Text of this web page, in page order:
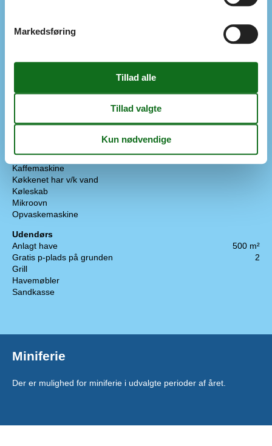
Tæt på havet
Køkken
Fryser
30 l
Kaffemaskine
Køkkenet har v/k vand
Køleskab
Mikroovn
Opvaskemaskine
Udendørs
Anlagt have
500 m²
Gratis p-plads på grunden
2
Grill
Havemøbler
Sandkasse
Miniferie
Der er mulighed for miniferie i udvalgte perioder af året.
Markedsføring